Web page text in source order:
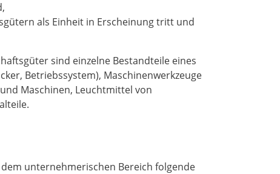
als Einheit in Erscheinung tritt und
sind einzelne Bestandteile eines
Betriebssystem), Maschinenwerkzeuge
Maschinen, Leuchtmittel von
unternehmerischen Bereich folgende